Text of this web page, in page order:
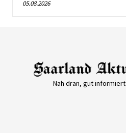
05.08.2026
Nah dran, gut informiert